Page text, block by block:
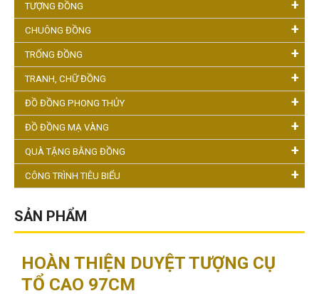
SẢN PHẨM
HOÀN THIỆN DUYỆT TƯỢNG CỤ
TỔ CAO 97CM
TƯỢNG ĐỒNG
CHUÔNG ĐỒNG
TRỐNG ĐỒNG
TRANH, CHỮ ĐỒNG
ĐỒ ĐỒNG PHONG THỦY
ĐỒ ĐỒNG MẠ VÀNG
QUÀ TẶNG BẰNG ĐỒNG
CÔNG TRÌNH TIÊU BIỂU